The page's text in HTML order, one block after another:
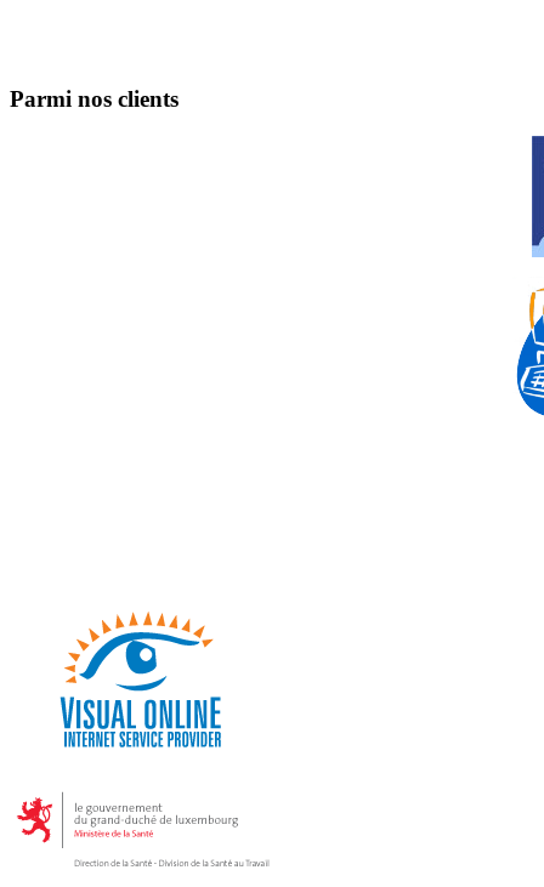
Parmi nos clients